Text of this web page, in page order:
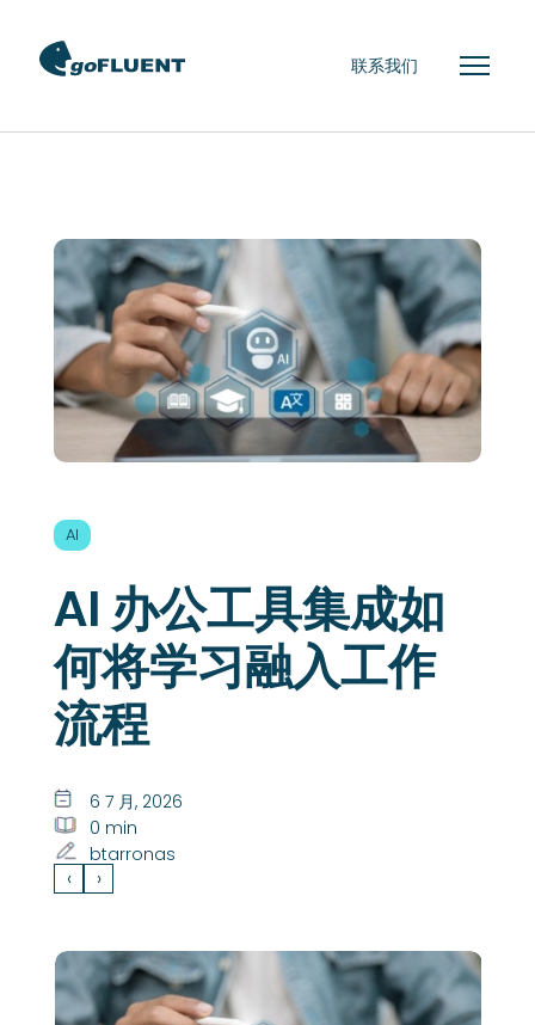
联系我们
AI
AI 办公工具集成如
何将学习融入工作
流程
6 7 月, 2026
0 min
btarronas
‹ ›